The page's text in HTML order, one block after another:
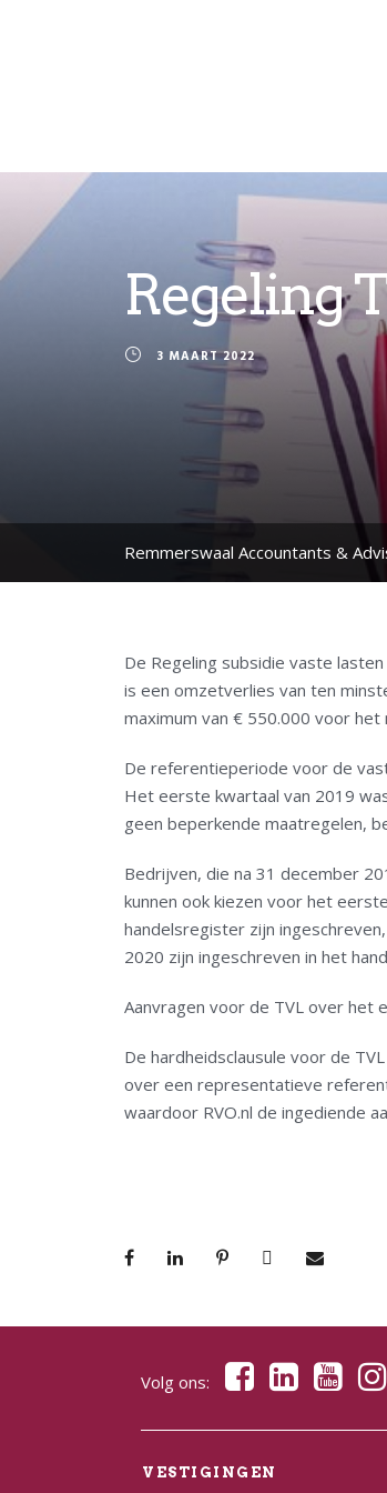
Regeling
3 MAART 2022
Remmerswaal Accountants &
De Regeling subsidie vaste
is een omzetverlies van ten
maximum van € 550.000 voor
De referentieperiode voor de
Het eerste kwartaal van 2019
geen beperkende maatregelen,
Bedrijven, die na 31 december
kunnen ook kiezen voor het
handelsregister zijn
2020 zijn ingeschreven in het
Aanvragen voor de TVL over het
De hardheidsclausule voor de
over een representatieve
waardoor RVO.nl de ingediende
Volg ons:
VESTIGINGEN